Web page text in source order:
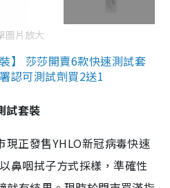
圖片放大
】 莎莎開賣6款快速測試套
認可測試劑買2送1
試套裝
現正發售YHLO新冠病毒快速
鼻咽拭子方式採樣，準確性